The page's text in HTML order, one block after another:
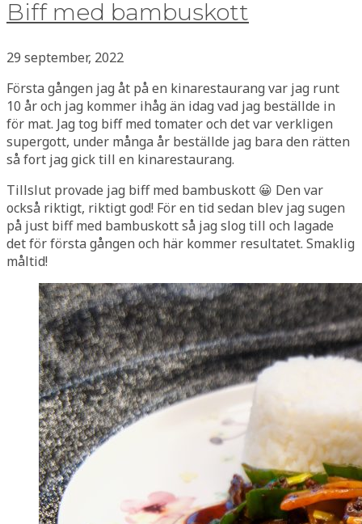
Biff med bambuskott
29 september, 2022
Första gången jag åt på en kinarestaurang var jag runt
10 år och jag kommer ihåg än idag vad jag beställde in
för mat. Jag tog biff med tomater och det var verkligen
supergott, under många år beställde jag bara den rätten
så fort jag gick till en kinarestaurang.
Tillslut provade jag biff med bambuskott 😀 Den var
också riktigt, riktigt god! För en tid sedan blev jag sugen
på just biff med bambuskott så jag slog till och lagade
det för första gången och här kommer resultatet. Smaklig
måltid!